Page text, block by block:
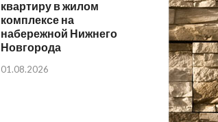
квартиру в жилом
комплексе на
набережной Нижнего
Новгорода
01.08.2026